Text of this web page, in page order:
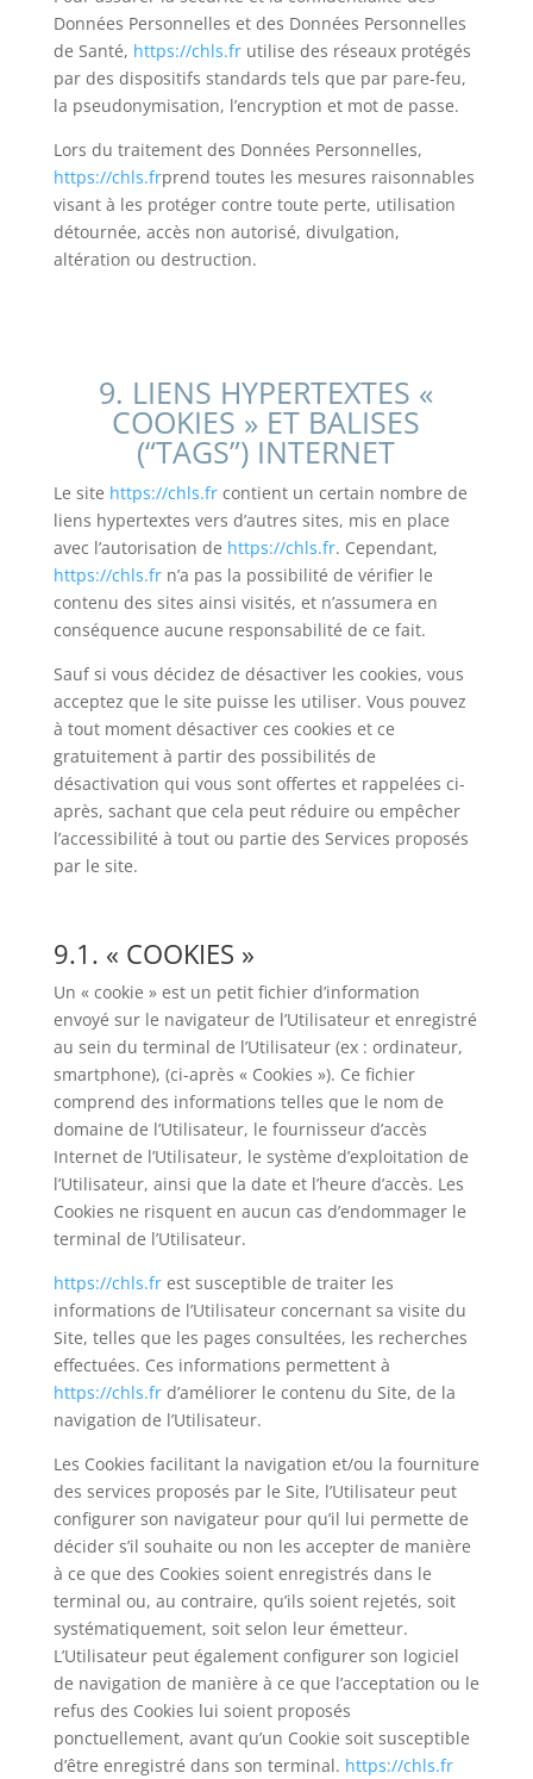
Données Personnelles et des Données Personnelles
de Santé, https://chls.frutilise des réseaux protégés
par des dispositifs standards tels que par pare-feu,
la pseudonymisation, l’encryption et mot de passe.
Lors du traitement des Données Personnelles,
https://chls.frprend toutes les mesures raisonnables
visant à les protéger contre toute perte, utilisation
détournée, accès non autorisé, divulgation,
altération ou destruction.
9. LIENS HYPERTEXTES «
COOKIES » ET BALISES
(“TAGS”) INTERNET
Le site https://chls.frcontient un certain nombre de
liens hypertextes vers d’autres sites, mis en place
avec l’autorisation de https://chls.fr. Cependant,
https://chls.frn’a pas la possibilité de vérifier le
contenu des sites ainsi visités, et n’assumera en
conséquence aucune responsabilité de ce fait.
Sauf si vous décidez de désactiver les cookies, vous
acceptez que le site puisse les utiliser. Vous pouvez
à tout moment désactiver ces cookies et ce
gratuitement à partir des possibilités de
désactivation qui vous sont offertes et rappelées ci-
après, sachant que cela peut réduire ou empêcher
l’accessibilité à tout ou partie des Services proposés
par le site.
9.1. « COOKIES »
Un « cookie » est un petit fichier d’information
envoyé sur le navigateur de l’Utilisateur et enregistré
au sein du terminal de l’Utilisateur (ex : ordinateur,
smartphone), (ci-après « Cookies »). Ce fichier
comprend des informations telles que le nom de
domaine de l’Utilisateur, le fournisseur d’accès
Internet de l’Utilisateur, le système d’exploitation de
l’Utilisateur, ainsi que la date et l’heure d’accès. Les
Cookies ne risquent en aucun cas d’endommager le
terminal de l’Utilisateur.
https://chls.frest susceptible de traiter les
informations de l’Utilisateur concernant sa visite du
Site, telles que les pages consultées, les recherches
effectuées. Ces informations permettent à
https://chls.frd’améliorer le contenu du Site, de la
navigation de l’Utilisateur.
Les Cookies facilitant la navigation et/ou la fourniture
des services proposés par le Site, l’Utilisateur peut
configurer son navigateur pour qu’il lui permette de
décider s’il souhaite ou non les accepter de manière
à ce que des Cookies soient enregistrés dans le
terminal ou, au contraire, qu’ils soient rejetés, soit
systématiquement, soit selon leur émetteur.
L’Utilisateur peut également configurer son logiciel
de navigation de manière à ce que l’acceptation ou le
refus des Cookies lui soient proposés
ponctuellement, avant qu’un Cookie soit susceptible
d’être enregistré dans son terminal. https://chls.fr